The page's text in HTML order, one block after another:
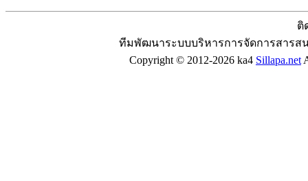
ติ
ทีมพัฒนาระบบบริหารการจัดการสารส
Copyright © 2012-2026 ka4 Sillapa.net